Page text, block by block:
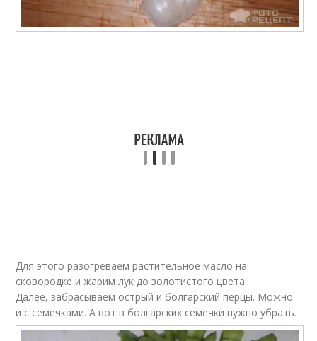
Для этого разогреваем растительное масло на
сковородке и жарим лук до золотистого цвета.
Далее, забрасываем острый и болгарский перцы. Можно
и с семечками. А вот в болгарских семечки нужно убрать.